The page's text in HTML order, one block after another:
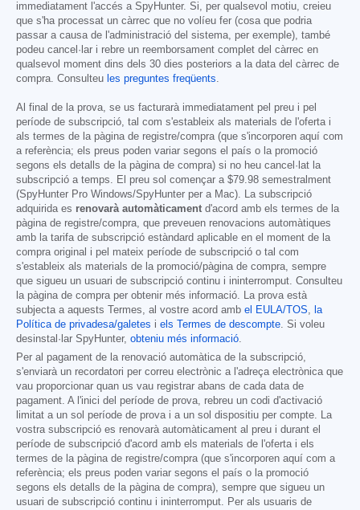
immediatament l'accés a SpyHunter. Si, per qualsevol motiu, creieu
que s'ha processat un càrrec que no volíeu fer (cosa que podria
passar a causa de l'administració del sistema, per exemple), també
podeu cancel·lar i rebre un reemborsament complet del càrrec en
qualsevol moment dins dels 30 dies posteriors a la data del càrrec de
compra. Consulteu les preguntes freqüents.
Al final de la prova, se us facturarà immediatament pel preu i pel
període de subscripció, tal com s'estableix als materials de l'oferta i
als termes de la pàgina de registre/compra (que s'incorporen aquí com
a referència; els preus poden variar segons el país o la promoció
segons els detalls de la pàgina de compra) si no heu cancel·lat la
subscripció a temps. El preu sol començar a $79.98 semestralment
(SpyHunter Pro Windows/SpyHunter per a Mac). La subscripció
adquirida es renovarà automàticament d'acord amb els termes de la
pàgina de registre/compra, que preveuen renovacions automàtiques
amb la tarifa de subscripció estàndard aplicable en el moment de la
compra original i pel mateix període de subscripció o tal com
s'estableix als materials de la promoció/pàgina de compra, sempre
que sigueu un usuari de subscripció continu i ininterromput. Consulteu
la pàgina de compra per obtenir més informació. La prova està
subjecta a aquests Termes, al vostre acord amb el EULA/TOS, la
Política de privadesa/galetes i els Termes de descompte. Si voleu
desinstal·lar SpyHunter, obteniu més informació.
Per al pagament de la renovació automàtica de la subscripció,
s'enviarà un recordatori per correu electrònic a l'adreça electrònica que
vau proporcionar quan us vau registrar abans de cada data de
pagament. A l'inici del període de prova, rebreu un codi d'activació
limitat a un sol període de prova i a un sol dispositiu per compte. La
vostra subscripció es renovarà automàticament al preu i durant el
període de subscripció d'acord amb els materials de l'oferta i els
termes de la pàgina de registre/compra (que s'incorporen aquí com a
referència; els preus poden variar segons el país o la promoció
segons els detalls de la pàgina de compra), sempre que sigueu un
usuari de subscripció continu i ininterromput. Per als usuaris de